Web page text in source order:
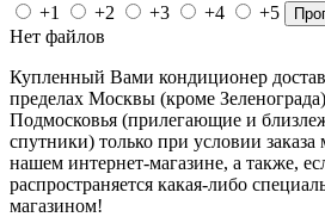
+1 +2 +3 +4 +5
Нет файлов
Купленный Вами кондиционер
пределах Москвы (кроме
Подмосковья (прилегающие и
спутники) только при условии
нашем интернет-магазине, а также,
распространяется какая-либо
магазином!